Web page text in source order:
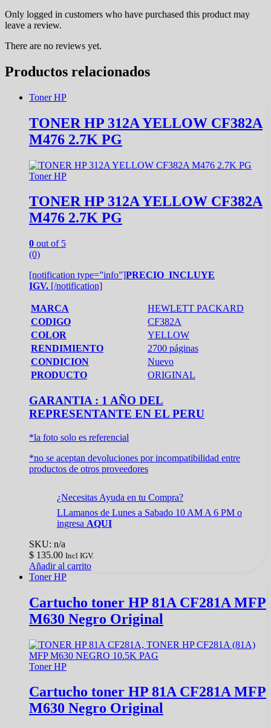
Only logged in customers who have purchased this product may
leave a review.
There are no reviews yet.
Productos relacionados
Toner HP
TONER HP 312A YELLOW CF382A
M476 2.7K PG
Toner HP
TONER HP 312A YELLOW CF382A
M476 2.7K PG
0 out of 5
(0)
[notification type=”info”]PRECIO INCLUYE
IGV. [/notification]
MARCA
HEWLETT PACKARD
CODIGO
CF382A
COLOR
YELLOW
RENDIMIENTO
2700 páginas
CONDICION
Nuevo
PRODUCTO
ORIGINAL
GARANTIA : 1 AÑO DEL
REPRESENTANTE EN EL PERU
*la foto solo es referencial
*no se aceptan devoluciones por incompatibilidad entre
productos de otros proveedores
¿Necesitas Ayuda en tu Compra?
LLamanos de Lunes a Sabado 10 AM A 6 PM o
ingresa AQUI
SKU: n/a
$ 135.00 Incl IGV.
Añadir al carrito
Toner HP
Cartucho toner HP 81A CF281A MFP
M630 Negro Original
Toner HP
Cartucho toner HP 81A CF281A MFP
M630 Negro Original